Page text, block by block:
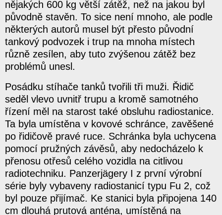
nějakých 600 kg větší zátěž, než na jakou byl
původně stavěn. To sice není mnoho, ale podle
některých autorů musel být přesto původní
tankový podvozek i trup na mnoha místech
různě zesílen, aby tuto zvýšenou zátěž bez
problémů unesl.
Posádku stíhače tanků tvořili tři muži. Řidič
seděl vlevo uvnitř trupu a kromě samotného
řízení měl na starost také obsluhu radiostanice.
Ta byla umístěna v kovové schránce, zavěšené
po řidičově pravé ruce. Schránka byla uchycena
pomocí pružných závěsů, aby nedocházelo k
přenosu otřesů celého vozidla na citlivou
radiotechniku. Panzerjägery I z první výrobní
série byly vybaveny radiostanicí typu Fu 2, což
byl pouze přijímač. Ke stanici byla připojena 140
cm dlouhá prutová anténa, umístěná na